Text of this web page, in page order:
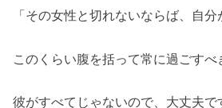
「その女性と切れないならば、自分
このくらい腹を括って常に過ごすべ
彼がすべてじゃないので、大丈夫で